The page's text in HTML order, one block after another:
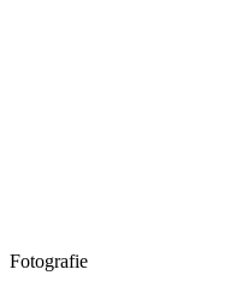
Fotografie